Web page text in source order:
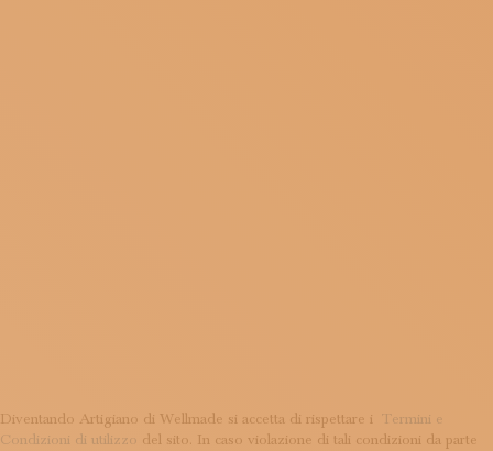
Diventando Artigiano di Wellmade si accetta di rispettare i Termini e
Condizioni di utilizzo del sito. In caso violazione di tali condizioni da parte